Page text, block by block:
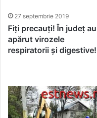
27 septembrie 2019
Fiți precauți! În județ au
apărut virozele
respiratorii și digestive!